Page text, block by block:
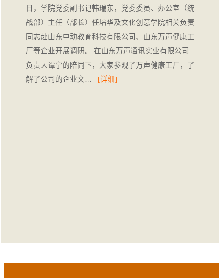
日，学院党委副书记韩瑞东，党委委员、办公室（统
战部）主任（部长）任培华及文化创意学院相关负责
同志赴山东中动教育科技有限公司、山东万声健康工
厂等企业开展调研。 在山东万声通讯实业有限公司
负责人谭宁的陪同下，大家参观了万声健康工厂，了
解了公司的企业文…
[详细]